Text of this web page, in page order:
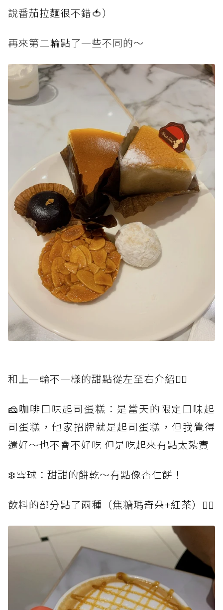
說番茄拉麵很不錯🍅）
再來第二輪點了一些不同的～
和上一輪不一樣的甜點從左至右介紹👇🏻
🧀️咖啡口味起司蛋糕：是當天的限定口味起
司蛋糕，他家招牌就是起司蛋糕，但我覺得
還好～也不會不好吃 但是吃起來有點太紮實
❄️雪球：甜甜的餅乾～有點像杏仁餅！
飲料的部分點了兩種（焦糖瑪奇朵+紅茶）👇🏻